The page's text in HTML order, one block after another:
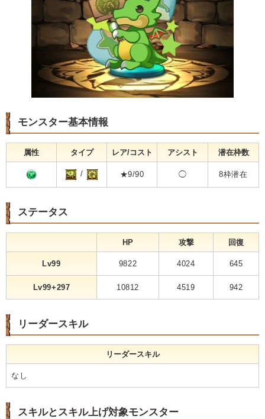
モンスター基本情報
属性 タイプ レア/コスト アシスト 潜在枠数
/ ★9/90 ◯ 8枠潜在
ステータス
HP 攻撃 回復
Lv99 9822 4024 645
Lv99+297 10812 4519 942
リーダースキル
リーダースキル
なし
スキルとスキル上げ対象モンスター